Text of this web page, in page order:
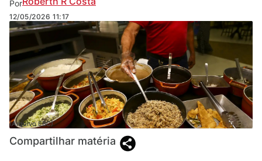
Por
12/05/2026 11:17
(Arquivo EBC)
Compartilhar matéria